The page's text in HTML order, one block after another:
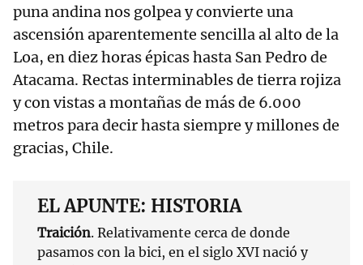
puna andina nos golpea y convierte una
ascensión aparentemente sencilla al alto de la
Loa, en diez horas épicas hasta San Pedro de
Atacama. Rectas interminables de tierra rojiza
y con vistas a montañas de más de 6.000
metros para decir hasta siempre y millones de
gracias, Chile.
EL APUNTE: HISTORIA
Traición. Relativamente cerca de donde
pasamos con la bici, en el siglo XVI nació y